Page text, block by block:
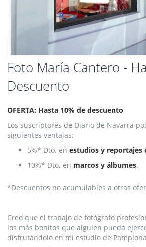
Foto María Cantero -
Descuento
OFERTA: Hasta 10% de descuento
Los suscriptores de Diario de Navarra
siguientes ventajas:
5%* Dto. en estudios y reportajes
10%* Dto. en marcos y álbumes.
*Descuentos no acumulables a otras
Creo que el trabajo de fotógrafo
los más bonitos que alguien pueda
disfrutándolo en mi estudio de
Saltar
al
comienzo
de
galería
de
imágenes